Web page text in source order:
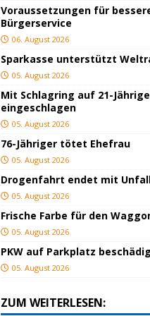
Voraussetzungen für
Bürgerservice
06. August 2026
Sparkasse unterstützt
05. August 2026
Mit Schlagring auf 21-
eingeschlagen
05. August 2026
76-Jähriger tötet Ehefrau
05. August 2026
Drogenfahrt endet mit
05. August 2026
Frische Farbe für den
05. August 2026
PKW auf Parkplatz
05. August 2026
ZUM WEITERLESEN: